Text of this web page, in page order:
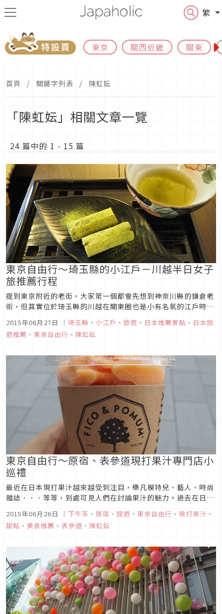
繁
東京 關西近畿 關東
首頁 關鍵字列表 陳虹妘
「陳虹妘」相關文章一覽
24 篇中的 1 - 15 篇
東京自由行～琦玉縣的小江戶－川越半日女子
旅推薦行程
提到東京附近的老街，大家第一個都會先想到神奈川縣的鎌倉老
街，但其實位於琦玉縣的川越在關東圈也是小有名氣的江戶時代
到鎌倉差不多呢！抵達川越站後，當然你可以選擇搭乘公車到各
景點，但是這次女子旅行我們選擇的是「川越腳踏車
2015年06月27日 ｜ 埼玉縣 、 小江戶 、 旅遊 、 日本推薦景點 、 日本旅
遊推薦 、 東京自由行 、 陳虹妘
東京自由行～原宿、表參道現打果汁專門店小
巡禮
最近在日本現打果汁越來越受到注目，舉凡模特兒、藝人、時尚
雜誌．．．等等，到處可見人們在討論果汁的魅力。過去在日本
說到現打果汁，只會想到常常在百貨公司超市或是車站月台的果
汁攤。但是近年來在東京捲起了一股果汁熱，講究的果汁專門店
一家接著一家開幕。這次要向大家簡單介紹在原宿及表參道一帶
2015年06月26日 ｜ 下午茶 、 原宿 、 旅遊 、 東京自由行 、 現打果汁 、
甜點 、 美食推薦 、 表參道 、 陳虹妘